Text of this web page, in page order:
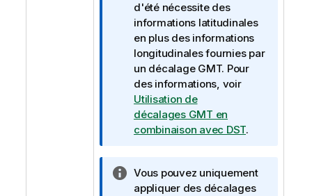
a
t
i
o
n
s
d'été nécessite des
informations latitudinales
en plus des informations
longitudinales fournies par
un décalage GMT. Pour
des informations, voir
Utilisation de
décalages GMT en
combinaison avec DST.
N
o
Vous pouvez uniquement
appliquer des décalages